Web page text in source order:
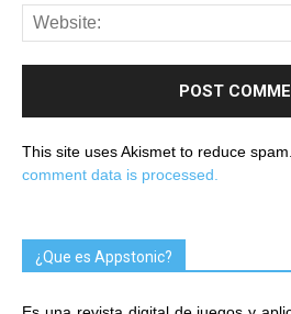
This site uses Akismet to reduce spam.
comment data is processed.
¿Que es Appstonic?